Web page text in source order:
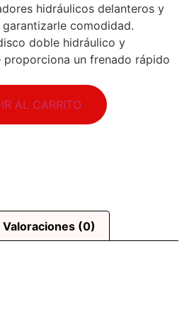
hidráulicos delanteros y
comodidad.
doble hidráulico y
proporciona un frenado rápido
AL CARRITO
Valoraciones (0)